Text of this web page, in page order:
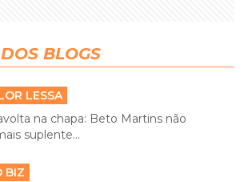
BLOGS
LESSA
na chapa: Beto Martins não
suplente...
BIZ